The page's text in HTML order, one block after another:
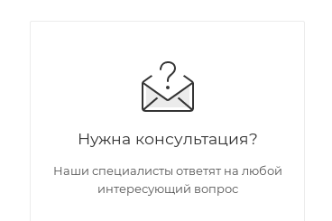
Нужна консультация?
Наши специалисты ответят на любой
интересующий вопрос